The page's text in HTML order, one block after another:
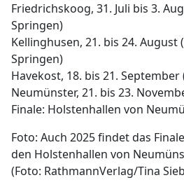
Friedrichskoog, 31. Juli bis 3.
Springen)
Kellinghusen, 21. bis 24. August
Springen)
Havekost, 18. bis 21.
Neumünster, 21. bis 23.
Finale: Holstenhallen von
Foto: ­Auch 2025 findet das
den Holstenhallen von
(Foto: RathmannVerlag/Tina